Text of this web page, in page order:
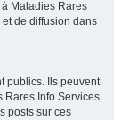
Maladies Rares
de diffusion dans
publics. Ils peuvent
Rares Info Services
posts sur ces